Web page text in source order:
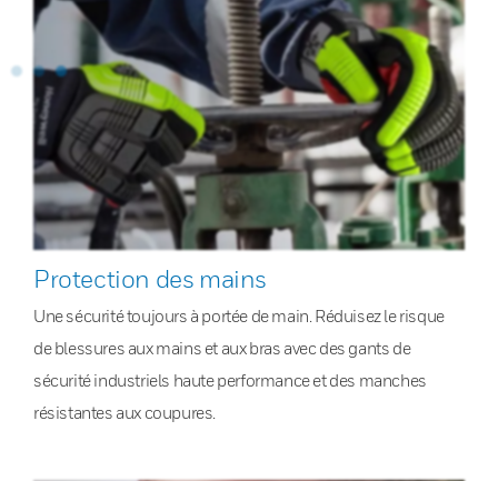
Protection des mains
Une sécurité toujours à portée de main. Réduisez le risque
de blessures aux mains et aux bras avec des gants de
sécurité industriels haute performance et des manches
résistantes aux coupures.